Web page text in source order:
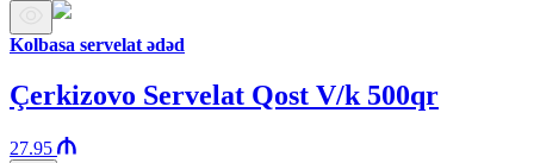
Kolbasa servelat ədəd
Çerkizovo Servelat Qost V/k 500qr
27.95